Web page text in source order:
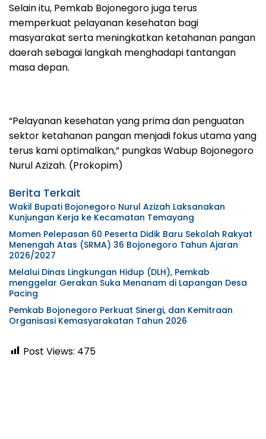
Selain itu, Pemkab Bojonegoro juga terus
memperkuat pelayanan kesehatan bagi
masyarakat serta meningkatkan ketahanan pangan
daerah sebagai langkah menghadapi tantangan
masa depan.
“Pelayanan kesehatan yang prima dan penguatan
sektor ketahanan pangan menjadi fokus utama yang
terus kami optimalkan,” pungkas Wabup Bojonegoro
Nurul Azizah. (Prokopim)
Berita Terkait
Wakil Bupati Bojonegoro Nurul Azizah Laksanakan
Kunjungan Kerja ke Kecamatan Temayang
Momen Pelepasan 60 Peserta Didik Baru Sekolah Rakyat
Menengah Atas (SRMA) 36 Bojonegoro Tahun Ajaran
2026/2027
Melalui Dinas Lingkungan Hidup (DLH), Pemkab
menggelar Gerakan Suka Menanam di Lapangan Desa
Pacing
Pemkab Bojonegoro Perkuat Sinergi, dan Kemitraan
Organisasi Kemasyarakatan Tahun 2026
Post Views: 475